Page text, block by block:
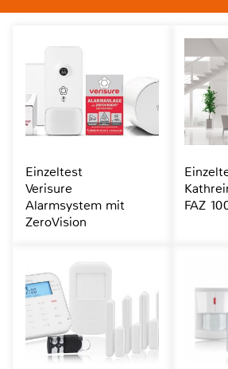
Einzeltest
Verisure
Alarmsystem mit
ZeroVision
FAZ